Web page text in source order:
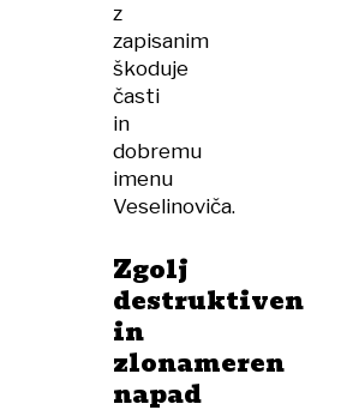
z
zapisanim
škoduje
časti
in
dobremu
imenu
Veselinoviča.
Zgolj
destruktiven
in
zlonameren
napad